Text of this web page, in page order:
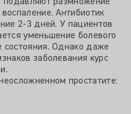
Антибиотик
2-3 дней. У пациентов
уменьшение болевого
Однако даже
заболевания курс
простатите: